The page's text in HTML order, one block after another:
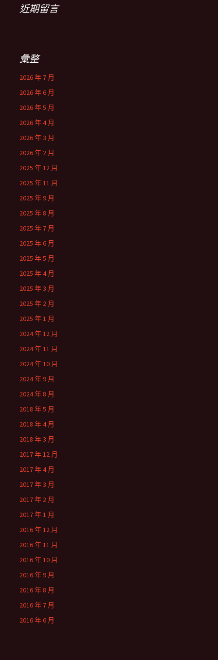
近期留言
彙整
2026 年 7 月
2026 年 6 月
2026 年 5 月
2026 年 4 月
2026 年 3 月
2026 年 2 月
2025 年 12 月
2025 年 11 月
2025 年 9 月
2025 年 8 月
2025 年 7 月
2025 年 6 月
2025 年 5 月
2025 年 4 月
2025 年 3 月
2025 年 2 月
2025 年 1 月
2024 年 12 月
2024 年 11 月
2024 年 10 月
2024 年 9 月
2024 年 8 月
2018 年 5 月
2018 年 4 月
2018 年 3 月
2017 年 12 月
2017 年 4 月
2017 年 3 月
2017 年 2 月
2017 年 1 月
2016 年 12 月
2016 年 11 月
2016 年 10 月
2016 年 9 月
2016 年 8 月
2016 年 7 月
2016 年 6 月